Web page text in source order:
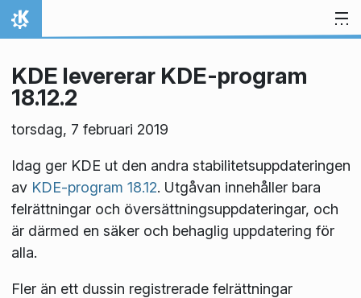
Gå till innehåll
Hem
KDE levererar KDE-program
18.12.2
torsdag, 7 februari 2019
Idag ger KDE ut den andra stabilitetsuppdateringen
av KDE-program 18.12. Utgåvan innehåller bara
felrättningar och översättningsuppdateringar, och
är därmed en säker och behaglig uppdatering för
alla.
Fler än ett dussin registrerade felrättningar